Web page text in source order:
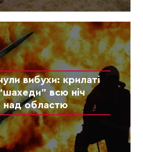
вибухи: крилаті
всю ніч
над областю